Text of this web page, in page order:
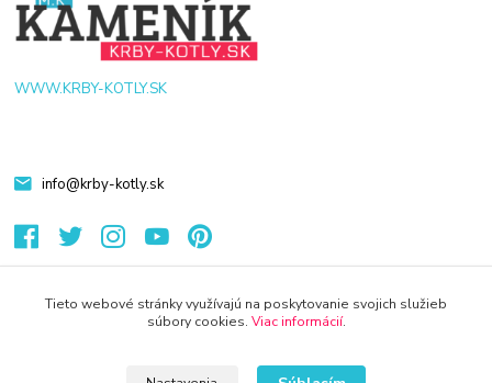
WWW.KRBY-KOTLY.SK
info@krby-kotly.sk
Eshop-rychlo.sk
Tieto webové stránky využívajú na poskytovanie svojich služieb
súbory cookies. Viac informácií.